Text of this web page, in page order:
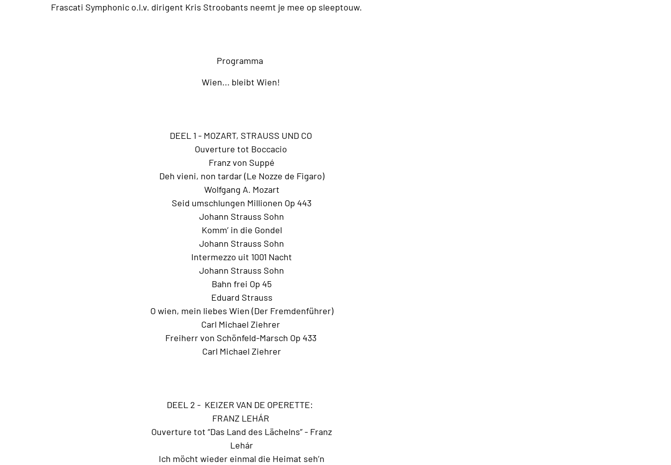
Frascati Symphonic o.l.v. dirigent Kris Stroobants neemt je mee op sleeptouw.
Programma
Wien... bleibt Wien!
DEEL 1 - MOZART, STRAUSS UND CO
Ouverture tot Boccacio
Franz von Suppé
Deh vieni, non tardar (Le Nozze de Figaro)
Wolfgang A. Mozart
Seid umschlungen Millionen Op 443
Johann Strauss Sohn
Komm’ in die Gondel
Johann Strauss Sohn
Intermezzo uit 1001 Nacht
Johann Strauss Sohn
Bahn frei Op 45
Eduard Strauss
O wien, mein liebes Wien (Der Fremdenführer)
Carl Michael Ziehrer
Freiherr von Schönfeld-Marsch Op 433
Carl Michael Ziehrer
DEEL 2 - KEIZER VAN DE OPERETTE:
FRANZ LEHÁR
Ouverture tot “Das Land des Lächelns” - Franz
Lehár
Ich möcht wieder einmal die Heimat seh’n